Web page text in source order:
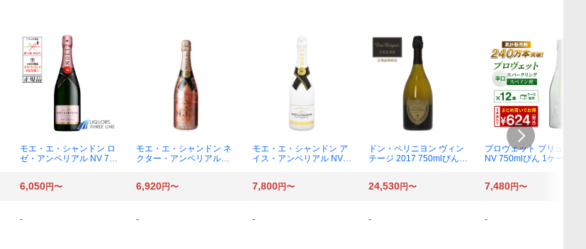
モエ・エ・シャンドン ロ
ゼ・アンペリアル NV 750
モエ・エ・シャンドン ネ
クター・アンペリアル・
モエ・エ・シャンドン ア
イス・アンペリアル NV 7
ドン・ペリニヨン ヴィン
テージ 2017 750mlびん 1
プロヴェット ブリュット
NV 750mlびん 1ケース
6,050円〜 6,920円〜 7,800円〜 24,530円〜 7,480円〜
- - - - -